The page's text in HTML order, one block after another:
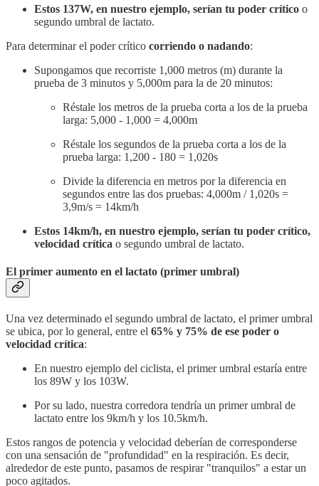
Estos 137W, en nuestro ejemplo, serían tu poder crítico o
segundo umbral de lactato.
Para determinar el poder crítico corriendo o nadando:
Supongamos que recorriste 1,000 metros (m) durante la
prueba de 3 minutos y 5,000m para la de 20 minutos:
Réstale los metros de la prueba corta a los de la prueba
larga: 5,000 - 1,000 = 4,000m
Réstale los segundos de la prueba corta a los de la
prueba larga: 1,200 - 180 = 1,020s
Divide la diferencia en metros por la diferencia en
segundos entre las dos pruebas: 4,000m / 1,020s =
3,9m/s = 14km/h
Estos 14km/h, en nuestro ejemplo, serían tu poder crítico,
velocidad crítica o segundo umbral de lactato.
El primer aumento en el lactato (primer umbral)
Una vez determinado el segundo umbral de lactato, el primer umbral
se ubica, por lo general, entre el 65% y 75% de ese poder o
velocidad crítica:
En nuestro ejemplo del ciclista, el primer umbral estaría entre
los 89W y los 103W.
Por su lado, nuestra corredora tendría un primer umbral de
lactato entre los 9km/h y los 10.5km/h.
Estos rangos de potencia y velocidad deberían de corresponderse
con una sensación de "profundidad" en la respiración. Es decir,
alrededor de este punto, pasamos de respirar "tranquilos" a estar un
poco agitados.